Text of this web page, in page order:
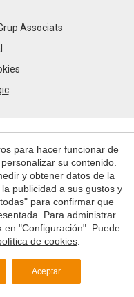
Associats
para hacer funcionar de
su contenido.
y obtener datos de la
publicidad a sus gustos y
para confirmar que
Para administrar
en "Configuración". Puede
de cookies
Aceptar
de la web para la
de los usuarios con
del análisis de los
del servicio. Permiten
del usuario para
recomendados.
información
personales del usuario
de sus hábitos de
conocer los hábitos
publicidad
del usuario.
Aceptar todas